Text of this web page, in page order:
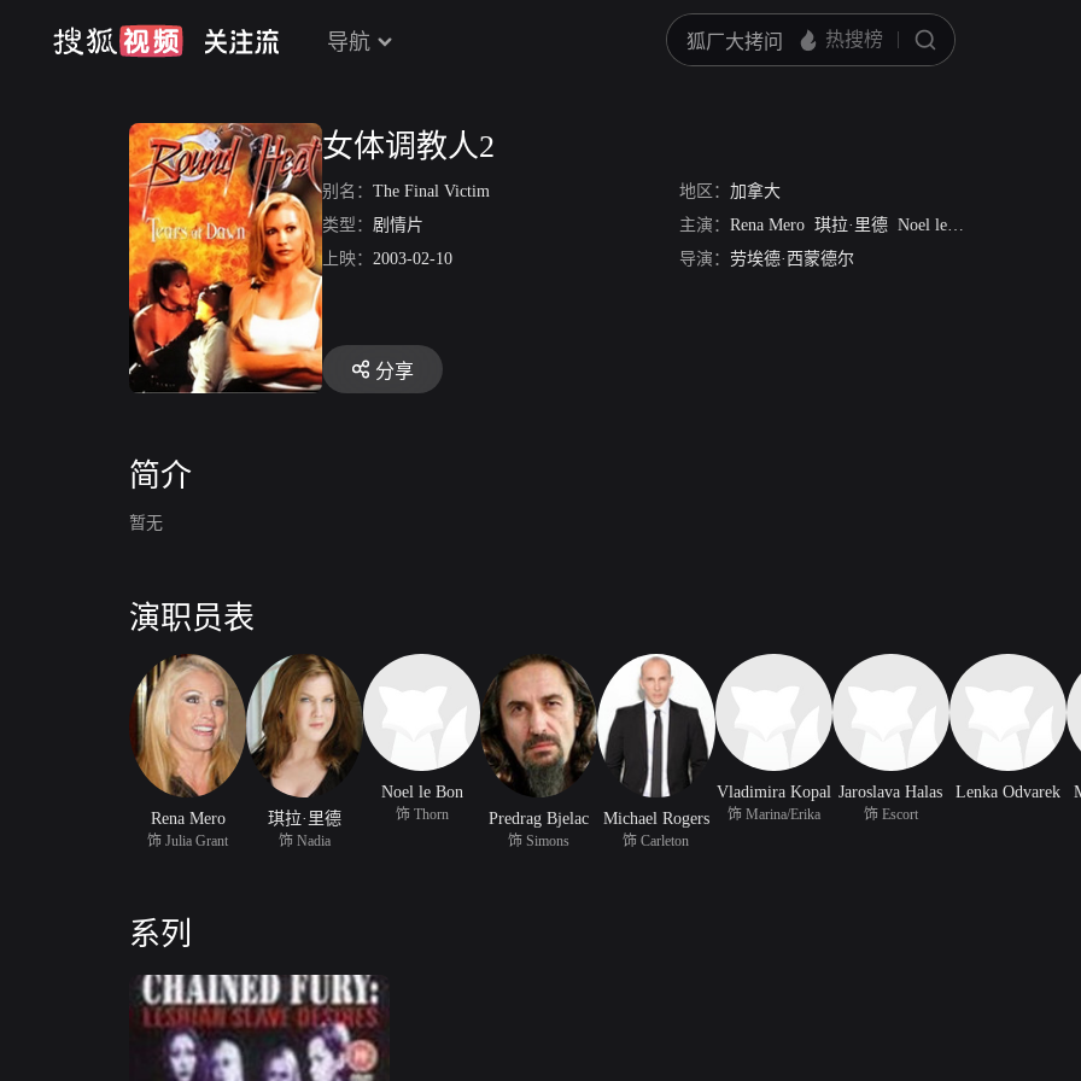
导航
女体调教人2
别名： The Final Victim 地区： 加拿大
类型： 剧情片 主演： Rena Mero 琪拉·里德 Noel le Bon
上映： 2003-02-10 导演： 劳埃德·西蒙德尔
分享
简介
暂无
演职员表
Rena Mero
饰 Julia Grant
琪拉·里德
饰 Nadia
Noel le Bon
饰 Thorn Predrag Bjelac
饰 Simons
Michael Rogers
饰 Carleton
Vladimira Kopal
饰 Marina/Erika
Jaroslava Halas
饰 Escort
Lenka Odvarek
系列